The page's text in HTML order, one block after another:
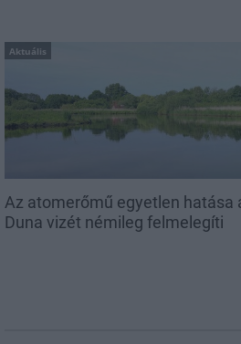
Aktuális
Az atomerőmű egyetlen hatása
Duna vizét némileg felmelegíti